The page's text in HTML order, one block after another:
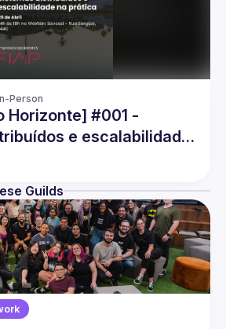
Person
Horizonte] #001 -
e escalabilidade
Guilds